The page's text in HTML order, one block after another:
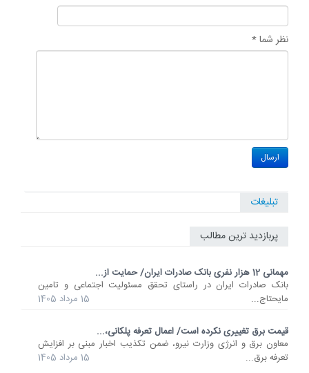
نظر شما *
تبلیغات
پربازدید ترین مطالب
مهمانی 12 هزار نفری بانک صادرات ایران/ حمایت از...
​بانک صادرات ایران در راستای تحقق مسئولیت اجتماعی و تامین
مایحتاج...
15 مرداد 1405
قیمت برق تغییری نکرده است/ اعمال تعرفه پلکانی،...
معاون برق و انرژی وزارت نیرو، ضمن تکذیب اخبار مبنی بر افزایش
تعرفه برق...
15 مرداد 1405